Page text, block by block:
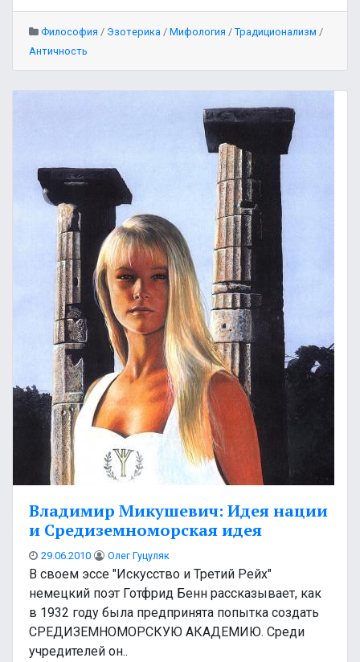
Философия / Эзотерика / Мифология / Традиционализм /
Античность
Владимир Микушевич: Идея нации
и Средиземноморская идея
29.06.2010 Олег Гуцуляк
В своем эссе "Искусство и Третий Рейх"
немецкий поэт Готфрид Бенн рассказывает, как
в 1932 году была предпринята попытка создать
СРЕДИЗЕМНОМОРСКУЮ АКАДЕМИЮ. Среди
учредителей он..